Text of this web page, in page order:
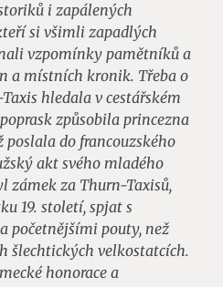
i zapálených
si všimli zapadlých
vzpomínky pamětníků a
a místních kronik. Třeba o
hledala v cestářském
způsobila princezna
do francouzského
akt svého mladého
zámek za Thurn-Taxisů,
19. století, spjat s
početnějšími pouty, než
šlechtických velkostatcích.
honorace a